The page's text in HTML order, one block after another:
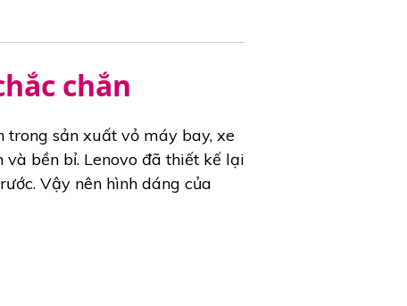
chắn
trong sản xuất vỏ máy bay, xe
bền bỉ. Lenovo đã thiết kế lại
Vậy nên hình dáng của